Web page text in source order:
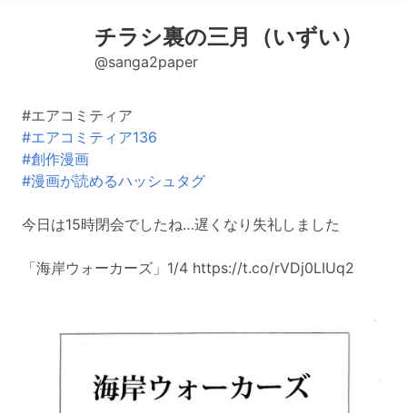
チラシ裏の三月（いずい）
@sanga2paper
#エアコミティア
#エアコミティア136
#創作漫画
#漫画が読めるハッシュタグ
今日は15時閉会でしたね…遅くなり失礼しました
「海岸ウォーカーズ」1/4 https://t.co/rVDj0LIUq2